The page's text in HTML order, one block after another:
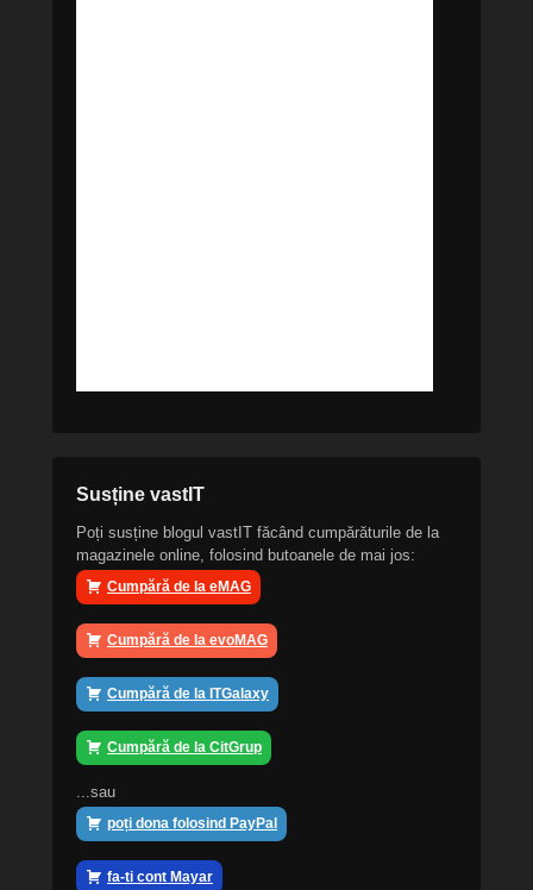
Susține vastIT
Poți susține blogul vastIT făcând cumpărăturile de la
magazinele online, folosind butoanele de mai jos:
Cumpără de la eMAG
Cumpără de la evoMAG
Cumpără de la ITGalaxy
Cumpără de la CitGrup
...sau
poți dona folosind PayPal
fa-ti cont Mayar